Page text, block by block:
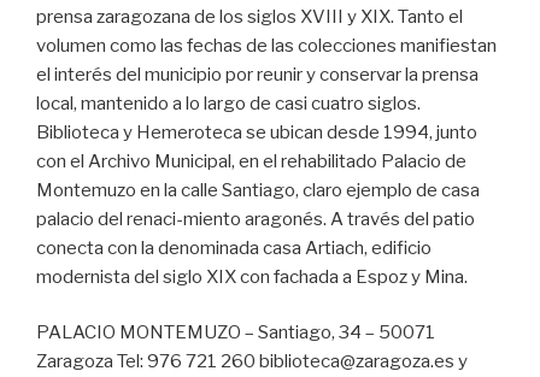
prensa zaragozana de los siglos XVIII y XIX. Tanto el
volumen como las fechas de las colecciones manifiestan
el interés del municipio por reunir y conservar la prensa
local, mantenido a lo largo de casi cuatro siglos.
Biblioteca y Hemeroteca se ubican desde 1994, junto
con el Archivo Municipal, en el rehabilitado Palacio de
Montemuzo en la calle Santiago, claro ejemplo de casa
palacio del renaci-miento aragonés. A través del patio
conecta con la denominada casa Artiach, edificio
modernista del siglo XIX con fachada a Espoz y Mina.
PALACIO MONTEMUZO – Santiago, 34 – 50071
Zaragoza Tel: 976 721 260 biblioteca@zaragoza.es y